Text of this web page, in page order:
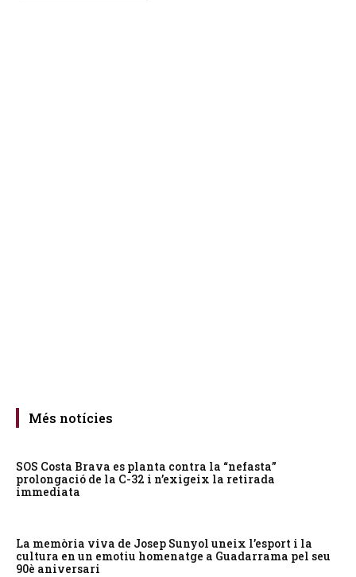
Més notícies
SOS Costa Brava es planta contra la “nefasta”
prolongació de la C-32 i n’exigeix la retirada
immediata
La memòria viva de Josep Sunyol uneix l’esport i la
cultura en un emotiu homenatge a Guadarrama pel seu
90è aniversari